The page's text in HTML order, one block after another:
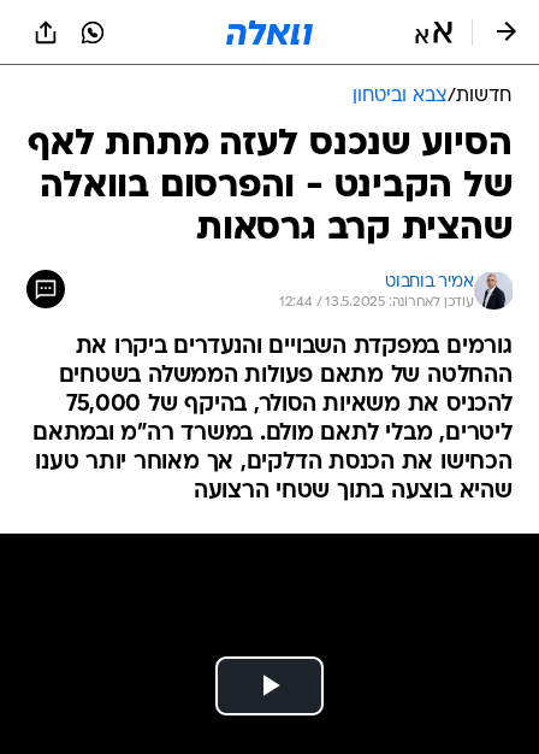
חדשות/צבא וביטחון
הסיוע שנכנס לעזה מתחת לאף
של הקבינט - והפרסום בוואלה
שהצית קרב גרסאות
אמיר בוחבוט
עודכן לאחרונה: 13.5.2025 / 12:44
גורמים במפקדת השבויים והנעדרים ביקרו את
ההחלטה של מתאם פעולות הממשלה בשטחים
להכניס את משאיות הסולר, בהיקף של 75,000
ליטרים, מבלי לתאם מולם. במשרד רה"מ ובמתאם
הכחישו את הכנסת הדלקים, אך מאוחר יותר טענו
שהיא בוצעה בתוך שטחי הרצועה